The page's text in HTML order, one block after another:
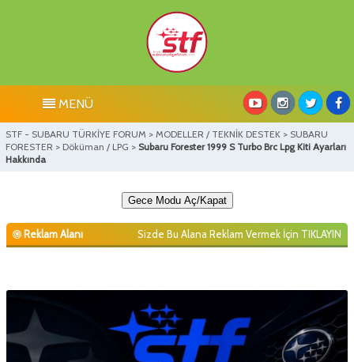
MENÜ
STF - SUBARU TÜRKİYE FORUM > MODELLER / TEKNİK DESTEK > SUBARU
FORESTER > Döküman / LPG > Subaru Forester 1999 S Turbo Brc Lpg Kiti Ayarları
Hakkında
Gece Modu Aç/Kapat
Reklam Alanı Sizde Bu Alana Reklam Vermek İçin TIKLAYIN